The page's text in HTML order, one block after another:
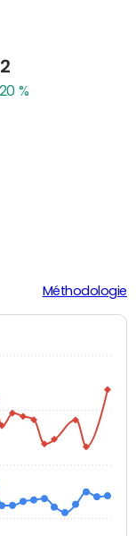
%
Méthodologie